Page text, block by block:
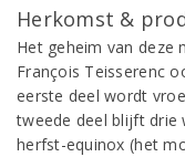
Herkomst &
Het geheim van deze
François Teisserenc
eerste deel wordt
tweede deel blijft drie
herfst-equinox (het